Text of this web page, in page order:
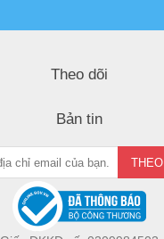
Theo dõi
Bản tin